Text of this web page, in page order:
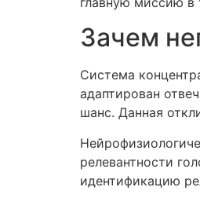
Зачем
Система
адаптирован
шанс. Данная
релевантности
идентификацию